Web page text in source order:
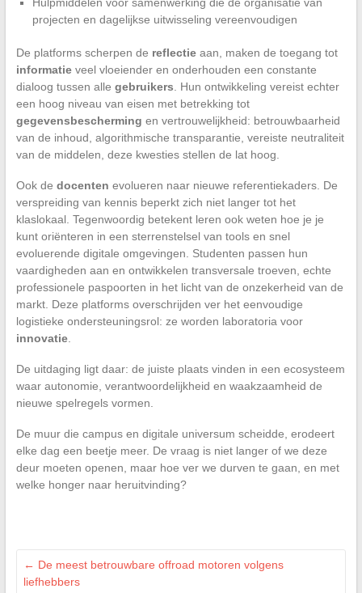
projecten en dagelijkse uitwisseling vereenvoudigen
De platforms scherpen de reflectieaan, maken de toegang tot
informatieveel vloeiender en onderhouden een constante
dialoog tussen alle gebruikers . Hun ontwikkeling vereist echter
een hoog niveau van eisen met betrekking tot
gegevensbescherming en vertrouwelijkheid: betrouwbaarheid
van de inhoud, algorithmische transparantie, vereiste neutraliteit
van de middelen, deze kwesties stellen de lat hoog.
Ook de docenten evolueren naar nieuwe referentiekaders. De
verspreiding van kennis beperkt zich niet langer tot het
klaslokaal. Tegenwoordig betekent leren ook weten hoe je je
kunt oriënteren in een sterrenstelsel van tools en snel
evoluerende digitale omgevingen. Studenten passen hun
vaardigheden aan en ontwikkelen transversale troeven, echte
professionele paspoorten in het licht van de onzekerheid van de
markt. Deze platforms overschrijden ver het eenvoudige
logistieke ondersteuningsrol: ze worden laboratoria voor
innovatie.
De uitdaging ligt daar: de juiste plaats vinden in een ecosysteem
waar autonomie, verantwoordelijkheid en waakzaamheid de
nieuwe spelregels vormen.
De muur die campus en digitale universum scheidde, erodeert
elke dag een beetje meer. De vraag is niet langer of we deze
deur moeten openen, maar hoe ver we durven te gaan, en met
welke honger naar heruitvinding?
← De meest betrouwbare offroad motoren volgens
liefhebbers